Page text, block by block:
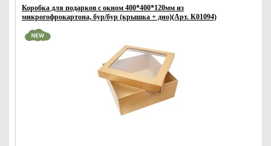
Коробка для подарков с окном 400*400*120мм из
микрогофрокартона, бур/бур (крышка + дно)(Арт. К01094)